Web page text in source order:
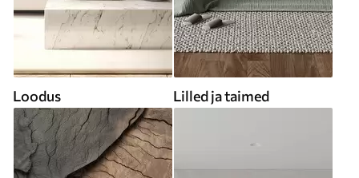
Loodus Lilled ja taimed